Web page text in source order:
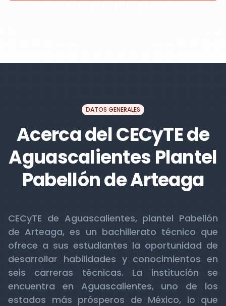
DATOS GENERALES
Acerca del CECyTE de
Aguascalientes Plantel
Pabellón de Arteaga
CECyTE de Aguascalientes, plantel Pabellón
de Arteaga, es un bachillerato técnico que
ofrece a sus estudiantes la oportunidad de
desarrollar habilidades y conocimientos en
seis carreras técnicas. La institución se
encuentra en Aguascalientes, uno de los
estados más prósperos de México, lo que